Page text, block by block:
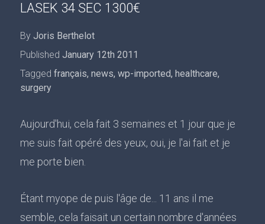
LASEK 34 SEC 1300€
By Joris Berthelot
Published January 12th 2011
Tagged français, news, wp-imported, healthcare,
surgery
Aujourd'hui, cela fait 3 semaines et 1 jour que je
me suis fait opéré des yeux, oui, je l'ai fait et je
me porte bien.
Étant myope de puis l'âge de... 11 ans il me
semble, cela faisait un certain nombre d'années